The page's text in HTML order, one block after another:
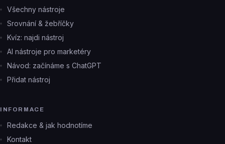
Všechny nástroje
Srovnání & žebříčky
Kvíz: najdi nástroj
AI nástroje pro marketéry
Návod: začínáme s ChatGPT
Přidat nástroj
INFORMACE
Redakce & jak hodnotíme
Kontakt